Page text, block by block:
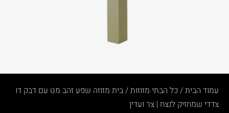
עמוד הבית/ כל הבתי מזוזות/ בית מזוזה שפע זהב מט עם דבק דו
צדדי שמחזיק לנצח | צר ועדין